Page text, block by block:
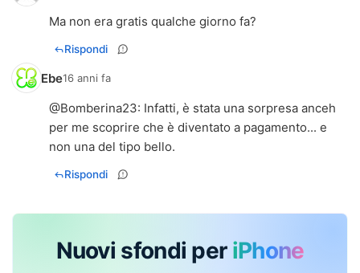
Ma non era gratis qualche giorno fa?
Rispondi
Ebe16 anni fa
@Bomberina23: Infatti, è stata una sorpresa anceh
per me scoprire che è diventato a pagamento... e
non una del tipo bello.
Rispondi
Nuovi sfondi per iPhone